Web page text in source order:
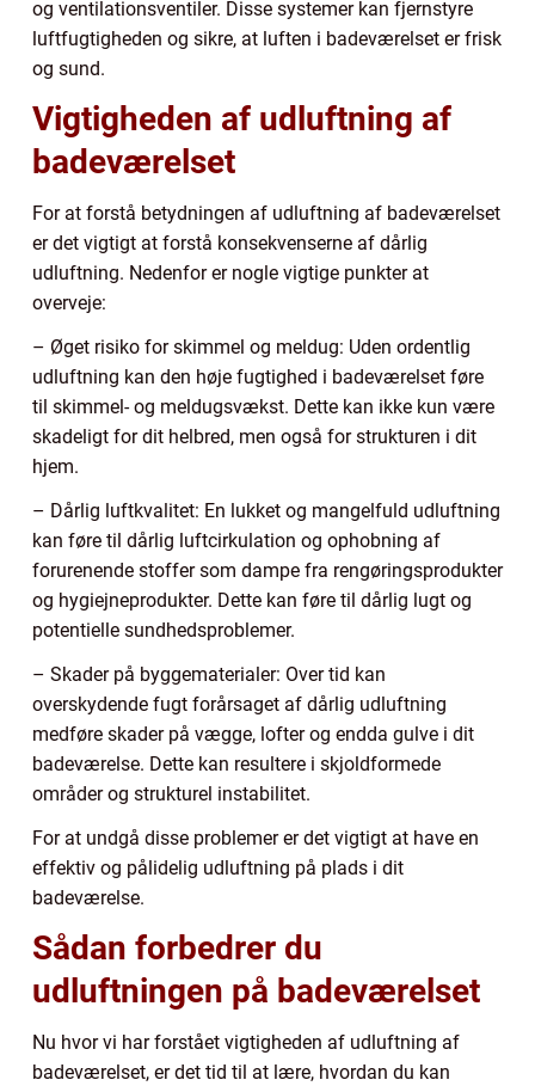
og ventilationsventiler. Disse systemer kan fjernstyre
luftfugtigheden og sikre, at luften i badeværelset er frisk
og sund.
Vigtigheden af udluftning af
badeværelset
For at forstå betydningen af udluftning af badeværelset
er det vigtigt at forstå konsekvenserne af dårlig
udluftning. Nedenfor er nogle vigtige punkter at
overveje:
– Øget risiko for skimmel og meldug: Uden ordentlig
udluftning kan den høje fugtighed i badeværelset føre
til skimmel- og meldugsvækst. Dette kan ikke kun være
skadeligt for dit helbred, men også for strukturen i dit
hjem.
– Dårlig luftkvalitet: En lukket og mangelfuld udluftning
kan føre til dårlig luftcirkulation og ophobning af
forurenende stoffer som dampe fra rengøringsprodukter
og hygiejneprodukter. Dette kan føre til dårlig lugt og
potentielle sundhedsproblemer.
– Skader på byggematerialer: Over tid kan
overskydende fugt forårsaget af dårlig udluftning
medføre skader på vægge, lofter og endda gulve i dit
badeværelse. Dette kan resultere i skjoldformede
områder og strukturel instabilitet.
For at undgå disse problemer er det vigtigt at have en
effektiv og pålidelig udluftning på plads i dit
badeværelse.
Sådan forbedrer du
udluftningen på badeværelset
Nu hvor vi har forstået vigtigheden af udluftning af
badeværelset, er det tid til at lære, hvordan du kan